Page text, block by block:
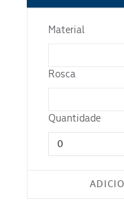
Material
Rosca
Quantidade